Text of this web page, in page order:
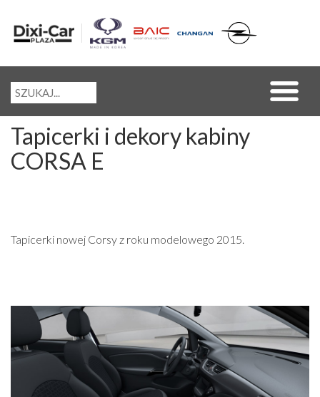
Tapicerki i dekory kabiny
CORSA E
Tapicerki nowej Corsy z roku modelowego 2015.